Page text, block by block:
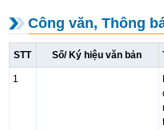
Công văn, Thông
STT Số/ Ký hiệu văn bản
1